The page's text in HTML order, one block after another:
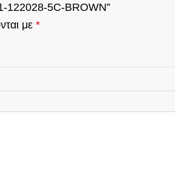
5C-BROWN”
με *